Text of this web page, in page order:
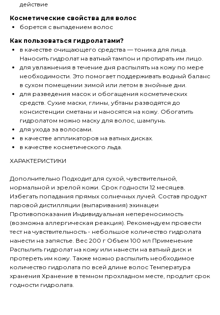
действие
Косметические свойства для волос
борется с выпадением волос
Как пользоваться гидролатами?
в качестве очищающего средства — тоника для лица.
Наносить гидролат на ватный тампон и протирать им лицо.
для увлажнения в течение дня распылять на кожу по мере
необходимости. Это помогает поддерживать водный баланс
в сухом помещении зимой или летом в знойные дни.
для разведения масок и обогащения косметических
средств. Сухие маски, глины, убтаны разводятся до
консистенции сметаны и наносятся на кожу. Обогатить
гидролатом можно маску для волос, шампунь.
для ухода за волосами.
в качестве аппликаторов на ватных дисках.
в качестве косметического льда.
ХАРАКТЕРИСТИКИ
Дополнительно Подходит для сухой, чувствительной,
нормальной и зрелой кожи. Срок годности 12 месяцев.
Избегать попадания прямых солнечных лучей. Состав продукт
паровой дистилляции (выпаривания) эхинацеи
Противопоказания Индивидуальная непереносимость
(возможна аллергическая реакция). Рекомендуем провести
тест на чувствительность - небольшое количество гидролата
нанести на запястье. Вес 200 г Объем 100 мл Применение
Распылить гидролат на кожу или нанести на ватный диск и
протереть им кожу. Также можно распылить необходимое
количество гидролата по всей длине волос Температура
хранения Хранение в темном прохладном месте, продлит срок
годности гидролата.